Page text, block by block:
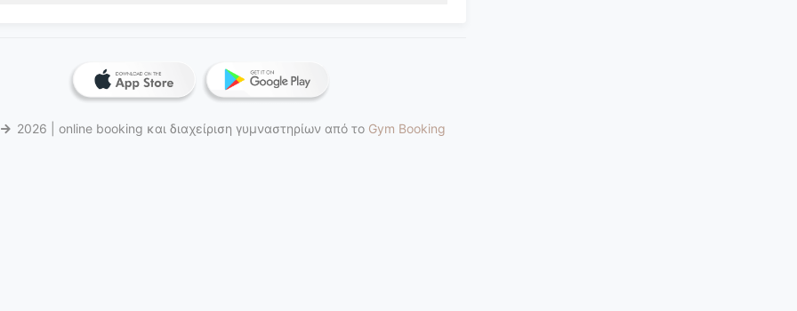
2026 | online booking και διαχείριση γυμναστηρίων από το Gym Booking